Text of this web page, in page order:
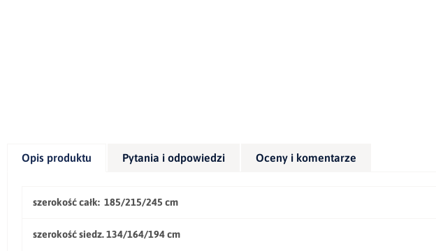
Opis produktu Pytania i odpowiedzi Oceny i komentarze
szerokość całk: 185/215/245 cm
szerokość siedz. 134/164/194 cm